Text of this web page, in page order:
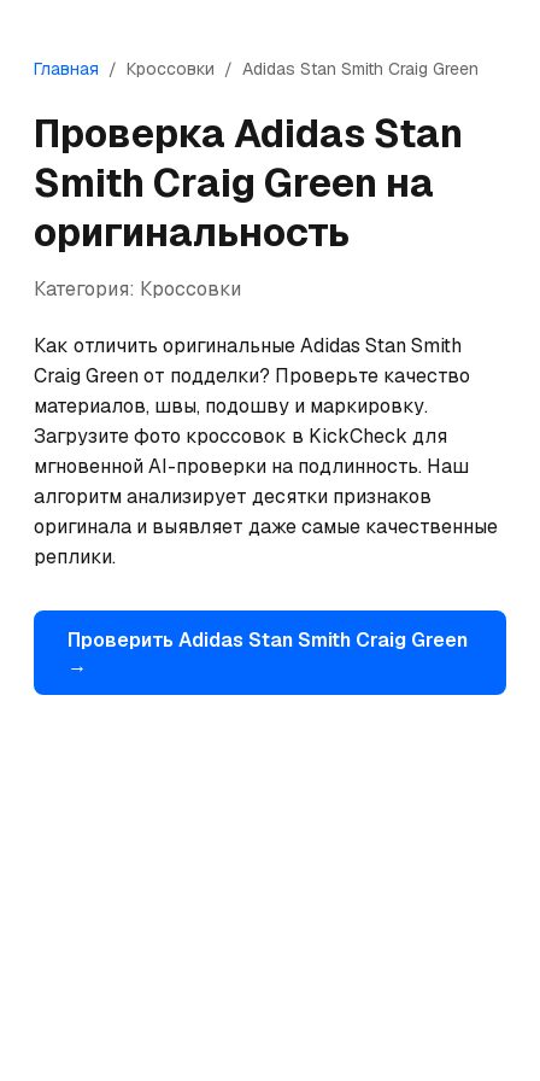
Главная / Кроссовки / Adidas Stan Smith Craig Green
ПроверкаAdidas Stan
Smith Craig Green на
оригинальность
Категория: Кроссовки
Как отличить оригинальные Adidas Stan Smith
Craig Green от подделки? Проверьте качество
материалов, швы, подошву и маркировку.
Загрузите фото кроссовок в KickCheck для
мгновенной AI-проверки на подлинность. Наш
алгоритм анализирует десятки признаков
оригинала и выявляет даже самые качественные
реплики.
Проверить Adidas Stan Smith Craig Green
→